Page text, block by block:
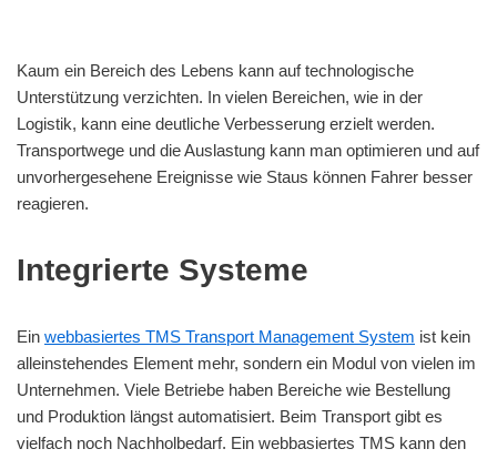
Kaum ein Bereich des Lebens kann auf technologische
Unterstützung verzichten. In vielen Bereichen, wie in der
Logistik, kann eine deutliche Verbesserung erzielt werden.
Transportwege und die Auslastung kann man optimieren und auf
unvorhergesehene Ereignisse wie Staus können Fahrer besser
reagieren.
Integrierte Systeme
Ein webbasiertes TMS Transport Management System ist kein
alleinstehendes Element mehr, sondern ein Modul von vielen im
Unternehmen. Viele Betriebe haben Bereiche wie Bestellung
und Produktion längst automatisiert. Beim Transport gibt es
vielfach noch Nachholbedarf. Ein webbasiertes TMS kann den